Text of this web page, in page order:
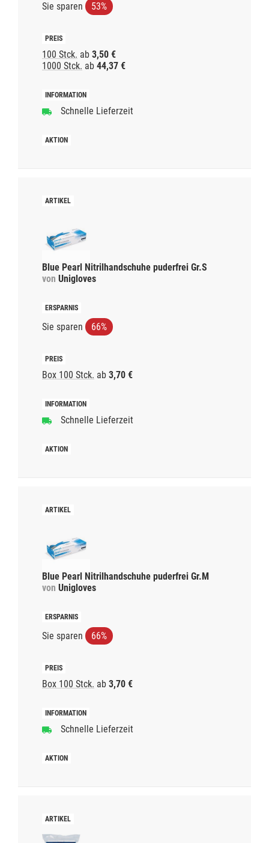
Sie sparen 53%
100 Stck. ab 3,50 €
1000 Stck. ab 44,37 €
Schnelle Lieferzeit
Blue Pearl Nitrilhandschuhe puderfrei Gr.S
von Unigloves
Sie sparen 66%
Box 100 Stck. ab 3,70 €
Schnelle Lieferzeit
Blue Pearl Nitrilhandschuhe puderfrei Gr.M
von Unigloves
Sie sparen 66%
Box 100 Stck. ab 3,70 €
Schnelle Lieferzeit